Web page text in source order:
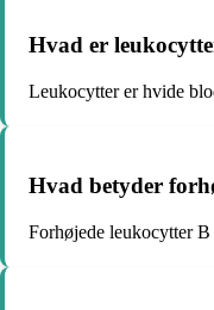
Hvad er
Leukocytter er hvide
Hvad betyder
Forhøjede leukocytter